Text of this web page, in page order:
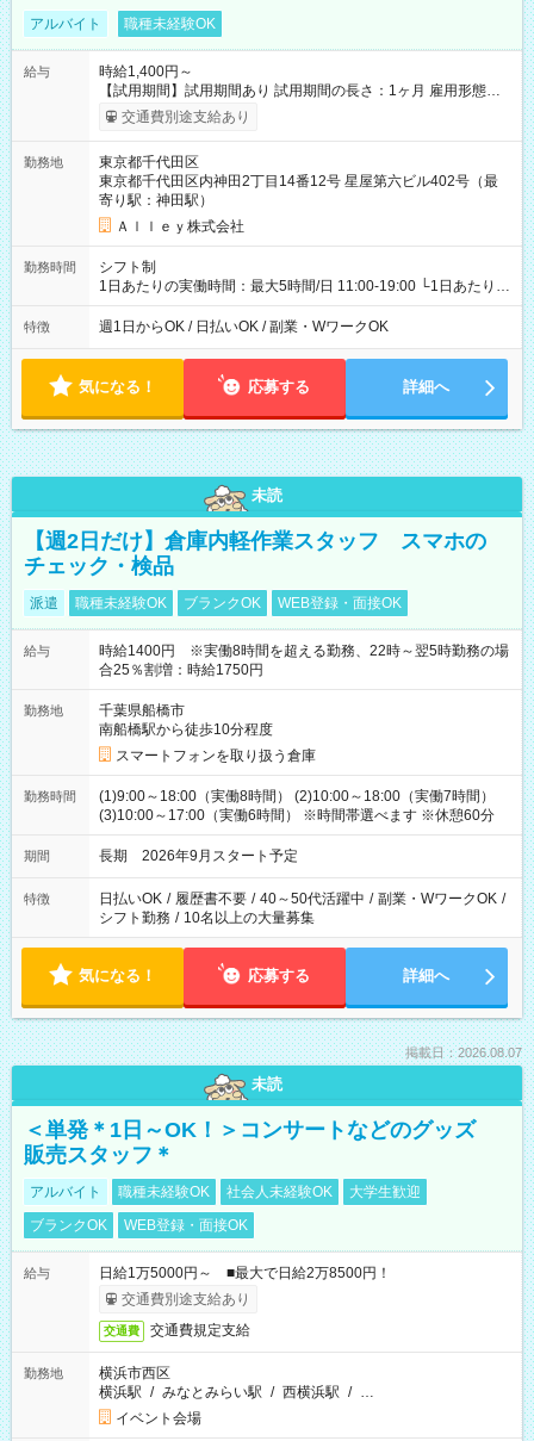
アルバイト 職種未経験OK
給与
時給1,400円～
【試用期間】試用期間あり 試用期間の長さ：1ヶ月 雇用形態、
給与は本採用時と同じです。
交通費別途支給あり
勤務地
東京都千代田区
東京都千代田区内神田2丁目14番12号 星屋第六ビル402号（最
寄り駅：神田駅）
Ａｌｌｅｙ株式会社
勤務時間
シフト制
1日あたりの実働時間：最大5時間/日 11:00-19:00 └1日あたりの
実働時間：1-5時間 └上記の時間帯内であれば、いつでも勤務可
能！ └平日・土曜日の中で、お好きな曜日でご勤務いただけま
18:00 などのように、自由な働き方が可能なお仕事です！
特徴 週1日からOK / 日払いOK / 副業・WワークOK
気になる！ 応募する 詳細へ
未読
【週2日だけ】倉庫内軽作業スタッフ スマホの
チェック・検品
派遣 職種未経験OK ブランクOK WEB登録・面接OK
給与
時給1400円 ※実働8時間を超える勤務、22時～翌5時勤務の場
合25％割増：時給1750円
勤務地
千葉県船橋市
南船橋駅から徒歩10分程度
スマートフォンを取り扱う倉庫
勤務時間
(1)9:00～18:00（実働8時間） (2)10:00～18:00（実働7時間）
(3)10:00～17:00（実働6時間） ※時間帯選べます ※休憩60分
期間 長期 2026年9月スタート予定
特徴 日払いOK / 履歴書不要 / 40～50代活躍中 / 副業・WワークOK /
シフト勤務 / 10名以上の大量募集
気になる！ 応募する 詳細へ
掲載日：2026.08.07
未読
＜単発＊1日～OK！＞コンサートなどのグッズ
販売スタッフ＊
アルバイト 職種未経験OK 社会人未経験OK
大学生歓迎
ブランクOK
WEB登録・面接OK
給与
日給1万5000円～ ■最大で日給2万8500円！
交通費別途支給あり
交通費 交通費規定支給
勤務地
横浜市西区
横浜駅 / みなとみらい駅 / 西横浜駅 / …
イベント会場